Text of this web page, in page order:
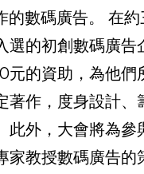
的數碼廣告。 在
選的初創數碼廣告
的資助，為他們
著作，度身設計、
此外，大會將為參
家教授數碼廣告的